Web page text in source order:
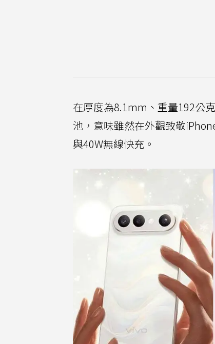
在厚度為8.1mm、重量192公
池，意味雖然在外觀致敬
與40W無線快充。